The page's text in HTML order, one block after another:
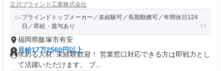
立川ブラインド工業株式会社
ブラインドトップメーカー／未経験可／長期勤務可／年間休日124
日／昇給・賞与あり
福岡県飯塚市有安
月給17万2560円以上
求める人材: 未経験歓迎！ 営業窓口対応できる方は即戦力とし
て活躍いただけます。 ブ...